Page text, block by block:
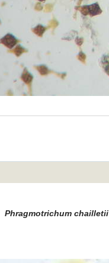
Phragmotrichum chailletii